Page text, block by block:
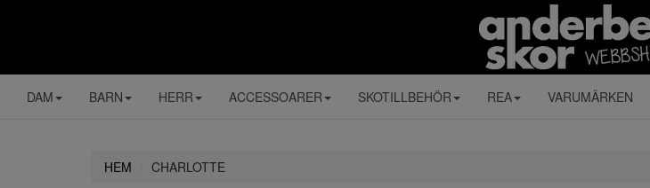
DAM BARN HERR ACCESSOARER SKOTILLBEHÖR REA VARUMÄRKEN
HEM CHARLOTTE